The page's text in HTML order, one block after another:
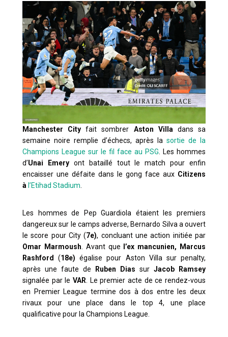
Manchester City fait sombrer Aston Villa dans sa
semaine noire remplie d’échecs, après la sortie de la
Champions League sur le fil face au PSG . Les hommes
d’Unai Emeryont bataillé tout le match pour enfin
encaisser une défaite dans le gong face aux Citizens
à l’Etihad Stadium
Les hommes de Pep Guardiola étaient les premiers
dangereux sur le camps adverse, Bernardo Silva a ouvert
le score pour City (7e), concluant une action initiée par
Omar Marmoush . Avant que l’ex mancunien,
Marcus
Rashford
(18e) égalise pour Aston Villa sur penalty,
après une faute de
Ruben Dias sur Jacob Ramsey
signalée par le VAR . Le premier acte de ce rendez-vous
en Premier League termine dos à dos entre les deux
rivaux pour une place dans le top 4, une place
qualificative pour la Champions League.